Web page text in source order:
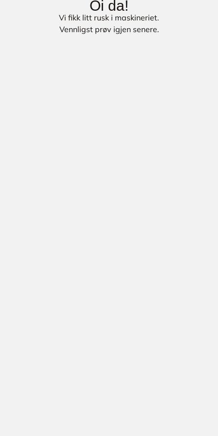
Oi da!
Vi fikk litt rusk i maskineriet.
Vennligst prøv igjen senere.